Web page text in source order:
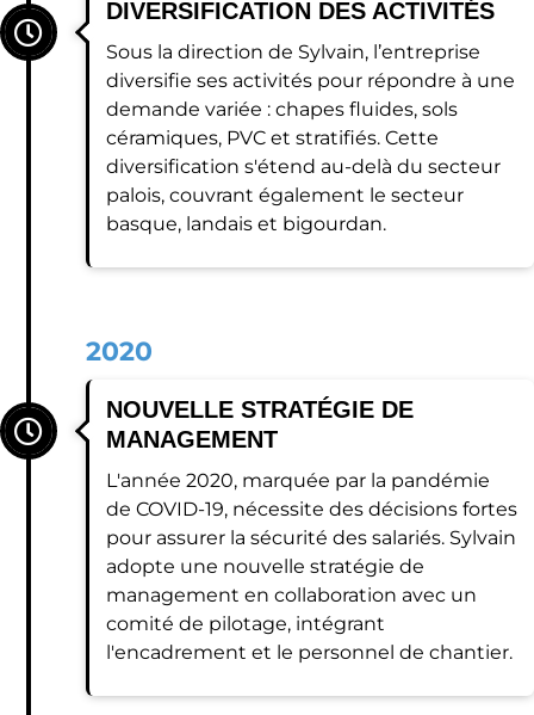
DIVERSIFICATION DES ACTIVITÉS
Sous la direction de Sylvain, l’entreprise
diversifie ses activités pour répondre à une
demande variée : chapes fluides, sols
céramiques, PVC et stratifiés. Cette
diversification s'étend au-delà du secteur
palois, couvrant également le secteur
basque, landais et bigourdan.
2020
NOUVELLE STRATÉGIE DE
MANAGEMENT
L'année 2020, marquée par la pandémie
de COVID-19, nécessite des décisions fortes
pour assurer la sécurité des salariés. Sylvain
adopte une nouvelle stratégie de
management en collaboration avec un
comité de pilotage, intégrant
l'encadrement et le personnel de chantier.